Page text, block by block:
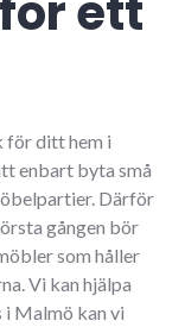
för ditt hem i
enbart byta små
Därför
gången bör
som håller
Vi kan hjälpa
i Malmö kan vi